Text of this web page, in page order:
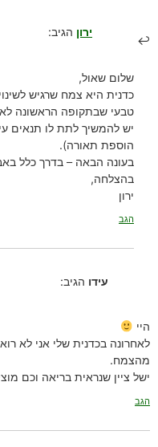
ירון הגיב:
שלום שאול,
כדנית היא צמח שרגיש
טבעי שבתקופה הראשונה
יש להמשיך לתת לו תנאים
הוספת תאורה).
בעונה הבאה – בדרך כלל
בהצלחה,
ירון
הגב
עידו הגיב:
היי
לאחרונה בכדנית שלי אני לא
מהצמח.
ישל ציין שנראית בריאה וכם
הגב